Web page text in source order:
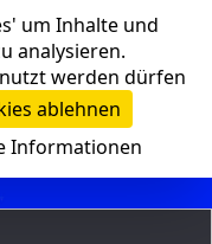
um Inhalte und
analysieren.
werden dürfen
ablehnen
Informationen